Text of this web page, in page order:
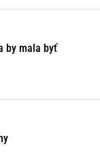
by mala byť